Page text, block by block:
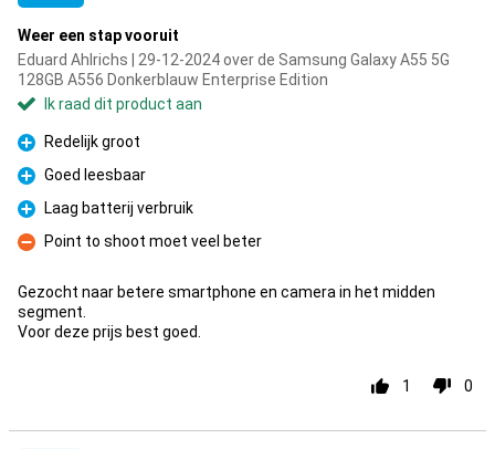
Weer een stap vooruit
Eduard Ahlrichs | 29-12-2024 over de Samsung Galaxy A55 5G
128GB A556 Donkerblauw Enterprise Edition
Ik raad dit product aan
Pluspunt
Redelijk groot
Pluspunt
Goed leesbaar
Pluspunt
Laag batterij verbruik
Minpunt
Point to shoot moet veel beter
Gezocht naar betere smartphone en camera in het midden
segment.
Voor deze prijs best goed.
1 0